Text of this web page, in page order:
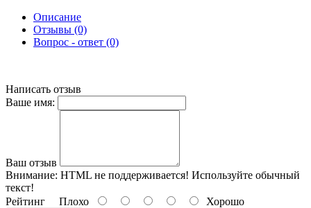
Описание
Отзывы (0)
Вопрос - ответ (0)
Написать отзыв
Ваше имя:
Ваш отзыв
Внимание: HTML не поддерживается! Используйте обычный
текст!
Рейтинг Плохо Хорошо